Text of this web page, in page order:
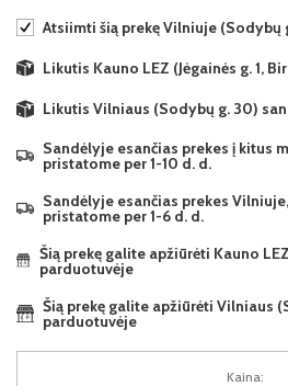
Atsiimti šią prekę Vilniuje (Sodybų
Likutis Kauno LEZ (Jėgainės g. 1,
Likutis Vilniaus (Sodybų g. 30)
Sandėlyje esančias prekes į kitus
pristatome per 1-10 d. d.
Sandėlyje esančias prekes
pristatome per 1-6 d. d.
Šią prekę galite apžiūrėti Kauno
parduotuvėje
Šią prekę galite apžiūrėti Vilniaus
parduotuvėje
Kaina: